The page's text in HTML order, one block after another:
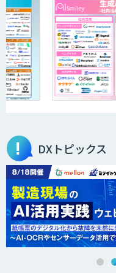
DXトピックス